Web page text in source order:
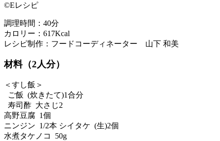
©Eレシピ
調理時間：40分
カロリー：617Kcal
レシピ制作：フードコーディネーター 山下 和美
材料（2人分）
＜すし飯＞
ご飯 (炊きたて)1合分
寿司酢 大さじ2
高野豆腐 1個
ニンジン 1/2本 シイタケ (生)2個
水煮タケノコ 50g